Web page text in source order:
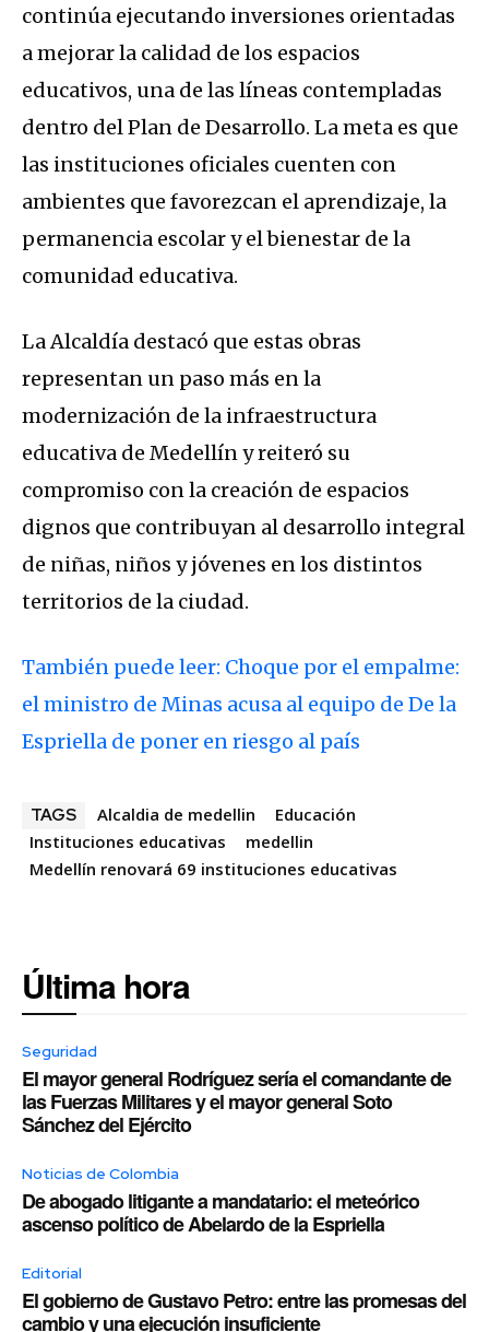
continúa ejecutando inversiones orientadas
a mejorar la calidad de los espacios
educativos, una de las líneas contempladas
dentro del Plan de Desarrollo. La meta es que
las instituciones oficiales cuenten con
ambientes que favorezcan el aprendizaje, la
permanencia escolar y el bienestar de la
comunidad educativa.
La Alcaldía destacó que estas obras
representan un paso más en la
modernización de la infraestructura
educativa de Medellín y reiteró su
compromiso con la creación de espacios
dignos que contribuyan al desarrollo integral
de niñas, niños y jóvenes en los distintos
territorios de la ciudad.
También puede leer: Choque por el empalme:
el ministro de Minas acusa al equipo de De la
Espriella de poner en riesgo al país
TAGS Alcaldia de medellin
Educación
Instituciones educativas
medellin
Medellín renovará 69 instituciones educativas
Última hora
Seguridad
El mayor general Rodríguez sería el comandante de
las Fuerzas Militares y el mayor general Soto
Sánchez del Ejército
Noticias de Colombia
De abogado litigante a mandatario: el meteórico
ascenso político de Abelardo de la Espriella
Editorial
El gobierno de Gustavo Petro: entre las promesas del
cambio y una ejecución insuficiente